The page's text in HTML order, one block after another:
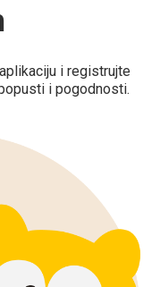
i registrujte
i pogodnosti.